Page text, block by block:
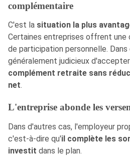
complémentaire
C'est la situation la plus
Certaines entreprises offrent une
de participation personnelle.
généralement judicieux
complément retraite sans
net.
L'entreprise abonde les
Dans d'autres cas, l'employeur
c'est-à-dire qu'il complète les
investit dans le plan.